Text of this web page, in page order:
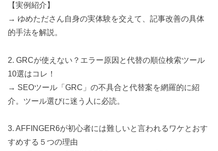
【実例紹介】
→ ゆめたださん自身の実体験を交えて、記事改善の具体
的手法を解説。
2. GRCが使えない？エラー原因と代替の順位検索ツール
10選はコレ！
→ SEOツール「GRC」の不具合と代替案を網羅的に紹
介。ツール選びに迷う人に必読。
3. AFFINGER6が初心者には難しいと言われるワケとおす
すめする５つの理由